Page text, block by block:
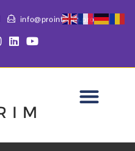
info@prointerim.pro